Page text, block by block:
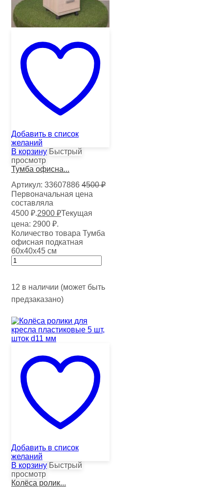
Добавить в список
желаний
В корзину Быстрый
просмотр
Тумба офисна...
Артикул: 33607886 4500₽
Первоначальная цена
составляла
4500 ₽.2900 ₽Текущая
цена: 2900 ₽.
Количество товара Тумба
офисная подкатная
60х40х45 см
12 в наличии (может быть
предзаказано)
Добавить в список
желаний
В корзину Быстрый
просмотр
Колёса ролик...